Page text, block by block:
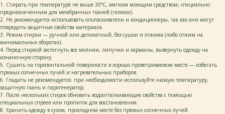
1. Стирать при температуре не выше 30°C, мягким моющим средством, специально
предназначенным для мембранных тканей (гелями).
2. Не рекомендуется использовать ополаскиватели и кондиционеры, так как они могут
повредить защитные свойства материала.
3. Режим стирки — ручной или деликатный, без сушки и отжима (либо отжим на
минимальных оборотах).
4. Перед стиркой застегнуть все молнии, липучки и карманы, вывернуть одежду на
изнаночную сторону.
5. Сушить на горизонтальной поверхности в хорошо проветриваемом месте — избегать
прямых солнечных лучей и нагревательных приборов.
6. Гладить не рекомендуется; при необходимости используйте низкую температуру,
защитную ткань и парогенератор.
7. После нескольких стирок обновить водоотталкивающие свойства с помощью
специальных спреев или пропиток для восстановления.
8. Хранить одежду в сухом, прохладном месте без прямых солнечных лучей.